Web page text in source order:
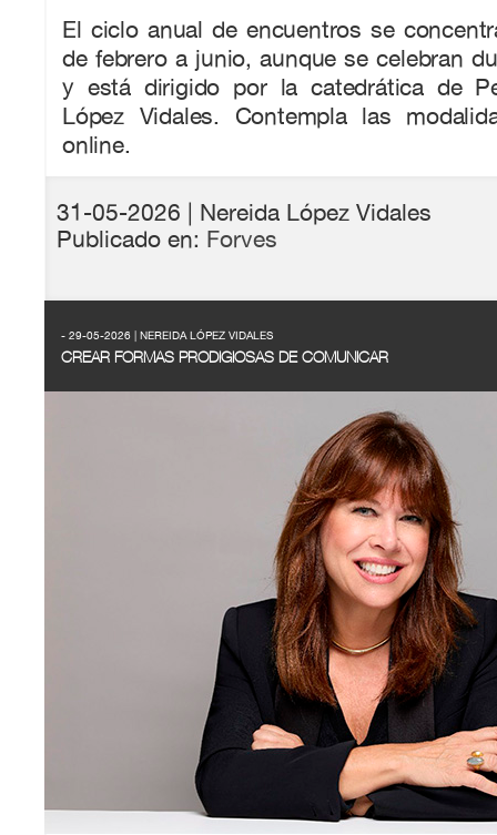
El ciclo anual de encuentros se
de febrero a junio, aunque se celebran
y está dirigido por la catedrática de
López Vidales. Contempla las
online.
31-05-2026 | Nereida López Vidales
Publicado en: Forves
- 29-05-2026 | NEREIDA LÓPEZ VIDALES
CREAR FORMAS PRODIGIOSAS DE COMUNICAR